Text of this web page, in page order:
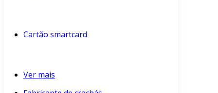
Cartão smartcard
Ver mais